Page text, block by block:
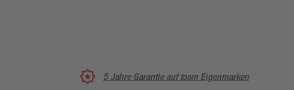
5 Jahre Garantie auf toom Eigenmarken